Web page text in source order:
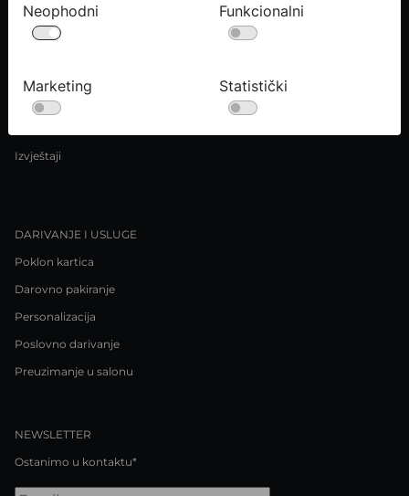
Karijere
Uvjeti kupnje
Izvještaji
DARIVANJE I USLUGE
Poklon kartica
Darovno pakiranje
Personalizacija
Poslovno darivanje
Preuzimanje u salonu
NEWSLETTER
Ostanimo u kontaktu*
Neophodni Funkcionalni
Marketing Statistički